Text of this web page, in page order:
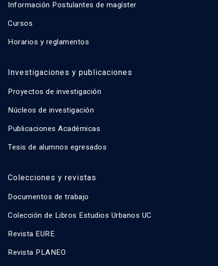
Información Postulantes de magíster
Cursos
Horarios y reglamentos
Investigaciones y publicaciones
Proyectos de investigación
Núcleos de investigación
Publicaciones Académicas
Tesis de alumnos egresados
Colecciones y revistas
Documentos de trabajo
Colección de Libros Estudios Urbanos UC
Revista EURE
Revista PLANEO